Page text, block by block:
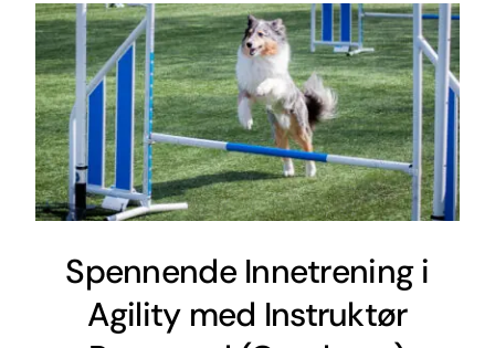
Spennende Innetrening i
Agility med Instruktør